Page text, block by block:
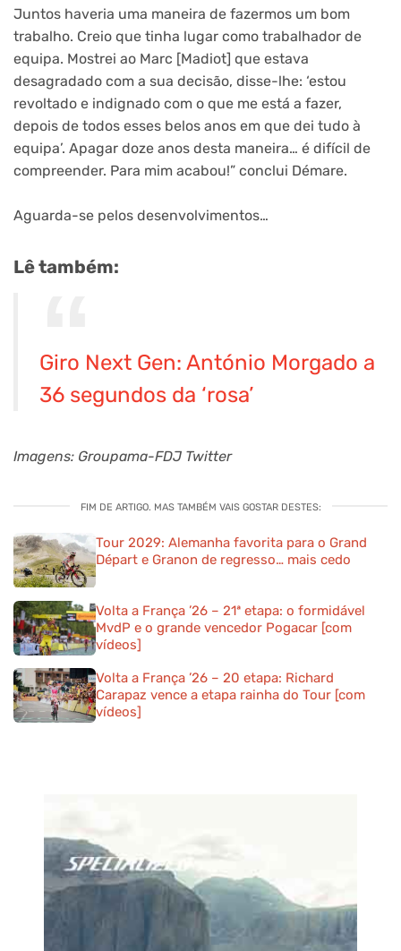
Juntos haveria uma maneira de fazermos um bom
trabalho. Creio que tinha lugar como trabalhador de
equipa. Mostrei ao Marc [Madiot] que estava
desagradado com a sua decisão, disse-lhe: ‘estou
revoltado e indignado com o que me está a fazer,
depois de todos esses belos anos em que dei tudo à
equipa’. Apagar doze anos desta maneira… é difícil de
compreender. Para mim acabou!” conclui Démare.
Aguarda-se pelos desenvolvimentos…
Lê também:
Giro Next Gen: António Morgado a
36 segundos da ‘rosa’
Imagens: Groupama-FDJ Twitter
FIM DE ARTIGO. MAS TAMBÉM VAIS GOSTAR DESTES:
Tour 2029: Alemanha favorita para o Grand
Départ e Granon de regresso… mais cedo
Volta a França ’26 – 21ª etapa: o formidável
MvdP e o grande vencedor Pogacar [com
vídeos]
Volta a França ’26 – 20 etapa: Richard
Carapaz vence a etapa rainha do Tour [com
vídeos]